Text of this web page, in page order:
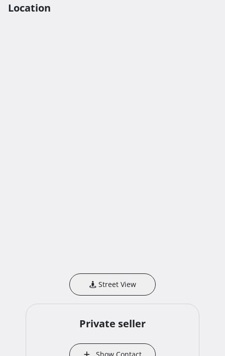
Location
Street View
Private seller
Show Contact